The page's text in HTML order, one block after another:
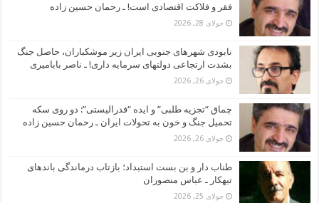
فقر و فلاکت اقتصادی است! ـ رحمان حسین زاده
جولای 28, 2026
نابودی شهرهای جنوبی ایران زیر موشکباران، حاصل جنگ
بشدت ارتجاعی دولتهای سرمایه داری! ـ ناصر بابامیری
جولای 26, 2026
چماق “تجزیه طلبی” و ایده “فدرالیستی”: دو روی سکه
تحمیل جنگ و خون به تحولات ایران ـ رحمان حسین زاده
جولای 26, 2026
طناب دار و بن بست استبداد؛ بازتاب درماندگی باندهای
تبهکار ـ عباس منصوران
جولای 25, 2026